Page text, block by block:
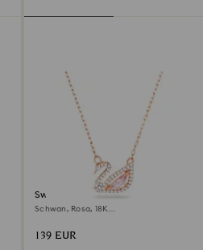
Swan Halskette
Schwan, Rosa, 18K
139 EUR